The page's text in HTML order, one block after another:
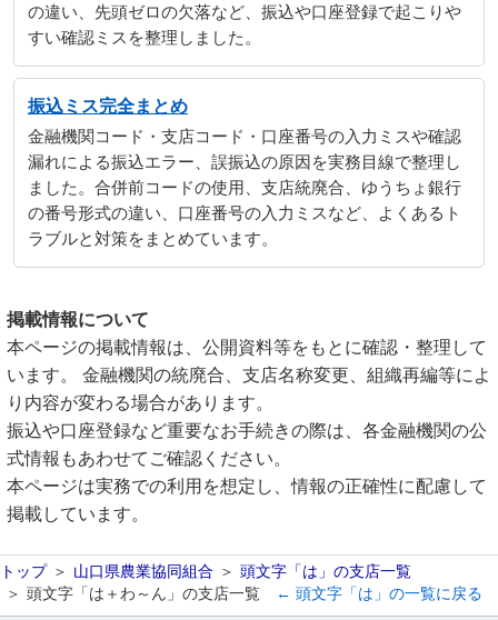
の違い、先頭ゼロの欠落など、振込や口座登録で起こりや
すい確認ミスを整理しました。
振込ミス完全まとめ
金融機関コード・支店コード・口座番号の入力ミスや確認
漏れによる振込エラー、誤振込の原因を実務目線で整理し
ました。合併前コードの使用、支店統廃合、ゆうちょ銀行
の番号形式の違い、口座番号の入力ミスなど、よくあるト
ラブルと対策をまとめています。
掲載情報について
本ページの掲載情報は、公開資料等をもとに確認・整理して
います。 金融機関の統廃合、支店名称変更、組織再編等によ
り内容が変わる場合があります。
振込や口座登録など重要なお手続きの際は、各金融機関の公
式情報もあわせてご確認ください。
本ページは実務での利用を想定し、情報の正確性に配慮して
掲載しています。
トップ 山口県農業協同組合
頭文字「は」の支店一覧
頭文字「は＋わ～ん」の支店一覧
← 頭文字「は」の一覧に戻る